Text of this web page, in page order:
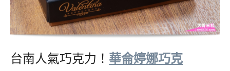
台南人氣巧克力！ 華侖婷娜巧克